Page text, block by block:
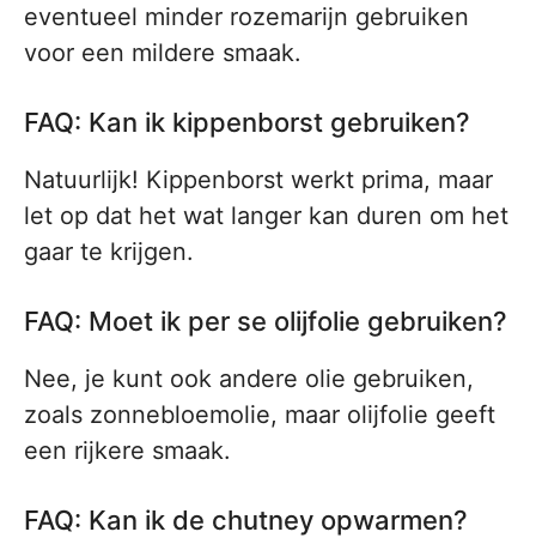
eventueel minder rozemarijn gebruiken
voor een mildere smaak.
FAQ: Kan ik kippenborst gebruiken?
Natuurlijk! Kippenborst werkt prima, maar
let op dat het wat langer kan duren om het
gaar te krijgen.
FAQ: Moet ik per se olijfolie gebruiken?
Nee, je kunt ook andere olie gebruiken,
zoals zonnebloemolie, maar olijfolie geeft
een rijkere smaak.
FAQ: Kan ik de chutney opwarmen?